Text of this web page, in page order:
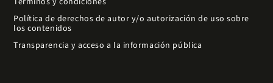
Política de derechos de autor y/o autorización de uso sobre
los contenidos
Transparencia y acceso a la información pública